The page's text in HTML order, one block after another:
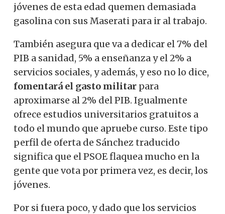
jóvenes de esta edad quemen demasiada
gasolina con sus Maserati para ir al trabajo.
También asegura que va a dedicar el 7% del
PIB a sanidad, 5% a enseñanza y el 2% a
servicios sociales, y además, y eso no lo dice,
fomentará el gasto militar para
aproximarse al 2% del PIB. Igualmente
ofrece estudios universitarios gratuitos a
todo el mundo que apruebe curso. Este tipo
perfil de oferta de Sánchez traducido
significa que el PSOE flaquea mucho en la
gente que vota por primera vez, es decir, los
jóvenes.
Por si fuera poco, y dado que los servicios